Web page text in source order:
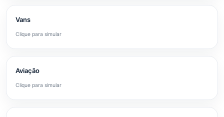
Vans
Clique para simular
Aviação
Clique para simular